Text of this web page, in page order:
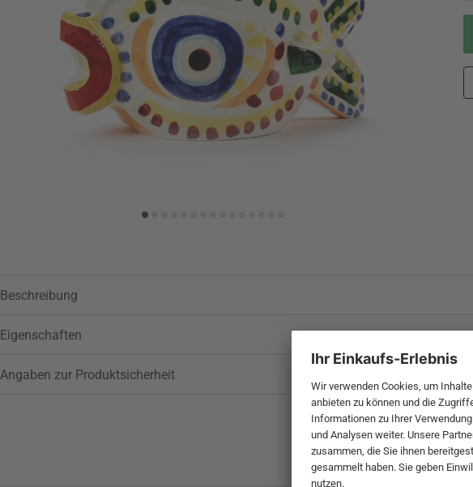
Wunschliste hinzufügen
Beschreibung
Eigenschaften
Angaben zur Produktsicherheit